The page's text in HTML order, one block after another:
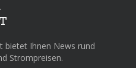
bietet Ihnen News rund
Strompreisen.